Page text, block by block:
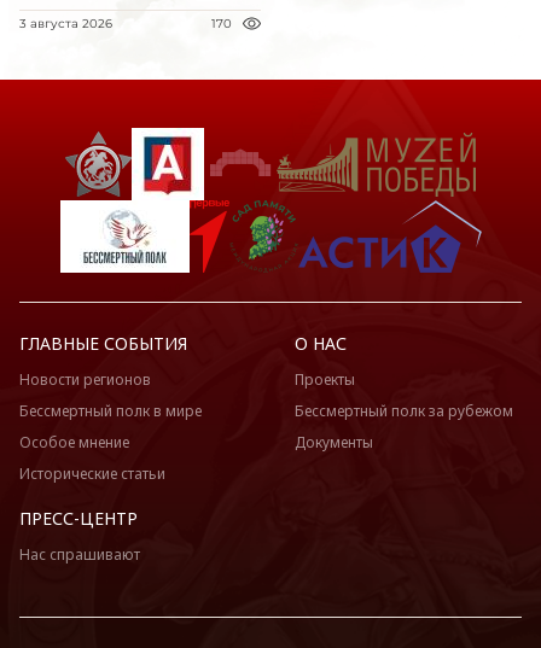
3 августа 2026 170
ГЛАВНЫЕ СОБЫТИЯ
Новости регионов
Бессмертный полк в мире
Особое мнение
Исторические статьи
О НАС
Проекты
Бессмертный полк за рубежом
Документы
ПРЕСС-ЦЕНТР
Нас спрашивают